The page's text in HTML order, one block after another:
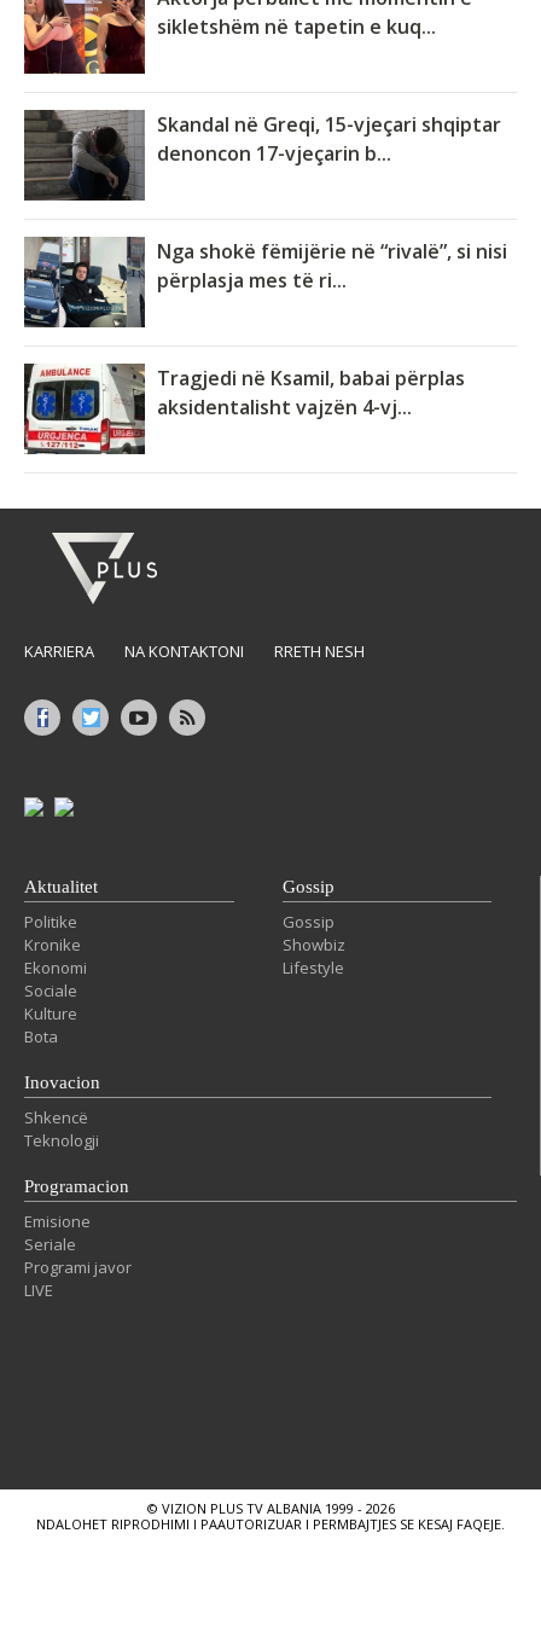
sikletshëm në tapetin e kuq...
Skandal në Greqi, 15-vjeçari shqiptar
denoncon 17-vjeçarin b...
Nga shokë fëmijërie në “rivalë”, si nisi
përplasja mes të ri...
Tragjedi në Ksamil, babai përplas
aksidentalisht vajzën 4-vj...
KARRIERA NA KONTAKTONI RRETH NESH
Aktualitet
Politike
Kronike
Ekonomi
Sociale
Kulture
Bota
Gossip
Gossip
Showbiz
Lifestyle
Inovacion
Shkencë
Teknologji
Programacion
Emisione
Seriale
Programi javor
LIVE
© VIZION PLUS TV ALBANIA 1999 - 2026
NDALOHET RIPRODHIMI I PAAUTORIZUAR I PERMBAJTJES SE KESAJ FAQEJE.